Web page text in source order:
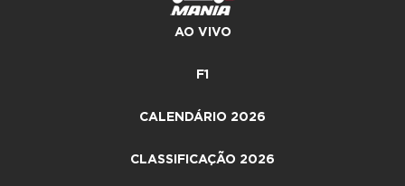
AO VIVO
F1
CALENDÁRIO 2026
CLASSIFICAÇÃO 2026